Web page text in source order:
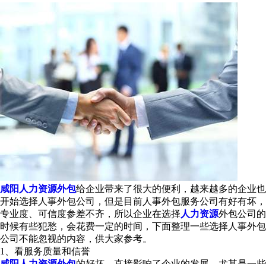
咸阳人力资源外包给企业带来了很大的便利，越来越多的企业也
开始选择人事外包公司，但是目前人事外包服务公司有好有坏，
专业度、可信度参差不齐，所以企业在选择 人力资源外包公司的
时候有些犯愁，会花费一定的时间，下面整理一些选择人事外包
公司不能忽视的内容，供大家参考。
1、看服务质量和信誉